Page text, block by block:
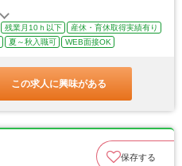
残業月10ｈ以下
産休・育休取得実績有り
夏～秋入職可 WEB面接OK
この求人に興味がある
保存する